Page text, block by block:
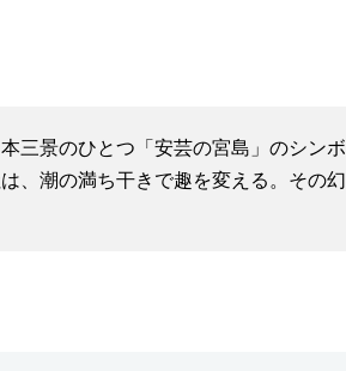
三景のひとつ「安芸の宮島」のシンボ
、潮の満ち干きで趣を変える。その幻